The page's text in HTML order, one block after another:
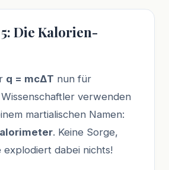
Die Kalorien-
q = mcΔT nun für
verwenden
martialischen Namen:
. Keine Sorge,
explodiert dabei nichts!